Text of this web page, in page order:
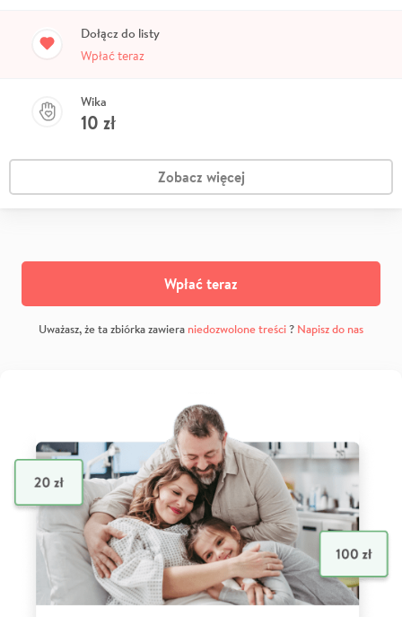
Dołącz do listy
Wpłać teraz
Wika
10 zł
Zobacz więcej
Wpłać teraz
Uważasz, że ta zbiórka zawiera niedozwolone treści? Napisz do nas